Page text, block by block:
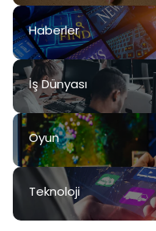
Haberler
İş Dünyası
Oyun
Teknoloji